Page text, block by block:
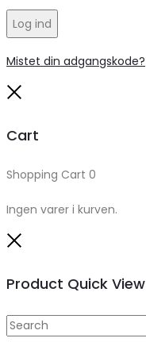
Log ind
Mistet din adgangskode?
Cart
Shopping Cart 0
Ingen varer i kurven.
Product Quick View
Search